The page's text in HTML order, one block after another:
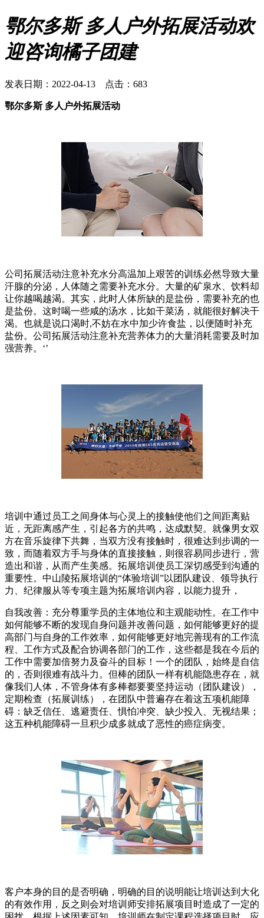
鄂尔多斯 多人户外拓展活动欢
迎咨询橘子团建
发表日期：2022-04-13 点击：683
鄂尔多斯 多人户外拓展活动
公司拓展活动注意补充水分高温加上艰苦的训练必然导致大量
汗腺的分泌，人体随之需要补充水分。大量的矿泉水、饮料却
让你越喝越渴。其实，此时人体所缺的是盐份，需要补充的也
是盐份。这时喝一些咸的汤水，比如干菜汤，就能很好解决干
渴。也就是说口渴时,不妨在水中加少许食盐，以便随时补充
盐份。公司拓展活动注意补充营养体力的大量消耗需要及时加
强营养。‘’
培训中通过员工之间身体与心灵上的接触使他们之间距离贴
近，无距离感产生，引起各方的共鸣，达成默契。就像男女双
方在音乐旋律下共舞，当双方没有接触时，很难达到步调的一
致，而随着双方手与身体的直接接触，则很容易同步进行，营
造出和谐，从而产生美感。拓展培训使员工深切感受到沟通的
重要性。中山陵拓展培训的“体验培训”以团队建设、领导执行
力、纪律服从等专项主题为拓展培训内容，以能力提升，
自我改善：充分尊重学员的主体地位和主观能动性。在工作中
如何能够不断的发现自身问题并改善问题，如何能够更好的提
高部门与自身的工作效率，如何能够更好地完善现有的工作流
程、工作方式及配合协调各部门的工作，这些都是我在今后的
工作中需要加倍努力及奋斗的目标！一个的团队，始终是自信
的，否则很难有战斗力。但棒的团队一样有机能隐患存在，就
像我们人体，不管身体有多棒都要要坚持运动（团队建设），
定期检查（拓展训练），在团队中普遍存在着这五项机能障
碍：缺乏信任、逃避责任、惧怕冲突、缺少投入、无视结果；
这五种机能障碍一旦积少成多就成了恶性的癌症病变。
客户本身的目的是否明确，明确的目的说明能让培训达到大化
的有效作用，反之则会对培训师安排拓展项目时造成了一定的